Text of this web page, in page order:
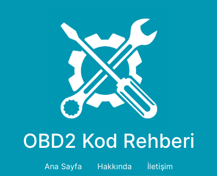
OBD2 Kod Rehberi
Ana Sayfa Hakkında
İletişim